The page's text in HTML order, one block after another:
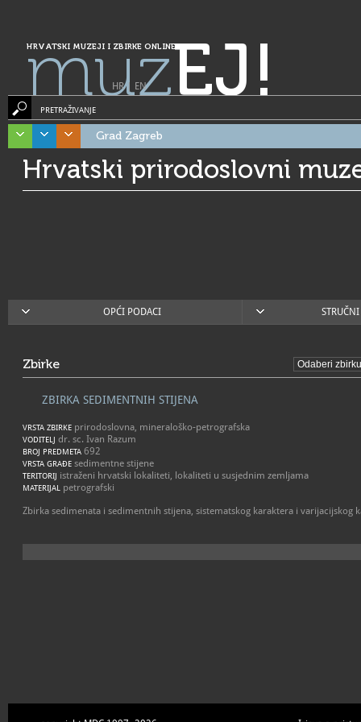
HRVATSKI MUZEJI I ZBIRKE ONLINE
muzEJ!
HR| EN
PRETRAŽIVANJE
Grad Zagreb
Hrvatski prirodoslovni
OPĆI PODACI
Zbirke
ZBIRKA SEDIMENTNIH STIJENA
VRSTA ZBIRKE prirodoslovna, mineraloško-petrografska
VODITELJ dr. sc. Ivan Razum
BROJ PREDMETA 692
VRSTA GRAĐE sedimentne stijene
TERITORIJ istraženi hrvatski lokaliteti, lokaliteti u susjednim zemljama
MATERIJAL petrografski
Zbirka sedimenata i sedimentnih stijena, sistematskog karaktera i varijacijskog